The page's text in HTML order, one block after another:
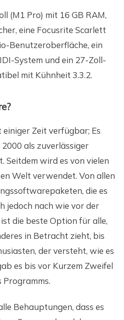
(M1 Pro) mit 16 GB RAM,
eine Focusrite Scarlett
Benutzeroberfläche, ein
System und ein 27-Zoll-
mit Kühnheit 3.3.2.
Zeit verfügbar; Es
als zuverlässiger
Seitdem wird es von vielen
Welt verwendet. Von allen
die es
jedoch nach wie vor der
die beste Option für alle,
in Betracht zieht, bis
der versteht, wie es
es bis vor Kurzem Zweifel
Programms.
Behauptungen, dass es